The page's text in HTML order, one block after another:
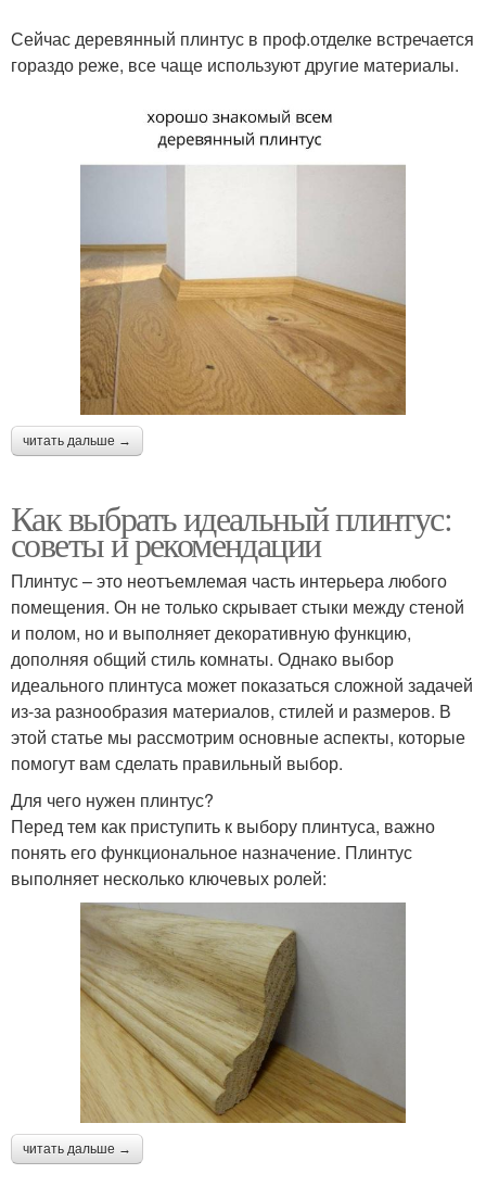
Сейчас деревянный плинтус в проф.отделке встречается
гораздо реже, все чаще используют другие материалы.
читать дальше →
Как выбрать идеальный плинтус:
советы и рекомендации
Плинтус – это неотъемлемая часть интерьера любого
помещения. Он не только скрывает стыки между стеной
и полом, но и выполняет декоративную функцию,
дополняя общий стиль комнаты. Однако выбор
идеального плинтуса может показаться сложной задачей
из-за разнообразия материалов, стилей и размеров. В
этой статье мы рассмотрим основные аспекты, которые
помогут вам сделать правильный выбор.
Для чего нужен плинтус?
Перед тем как приступить к выбору плинтуса, важно
понять его функциональное назначение. Плинтус
выполняет несколько ключевых ролей:
читать дальше →